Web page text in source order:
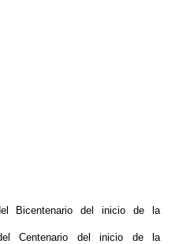
Bicentenario del inicio de la
Centenario del inicio de la